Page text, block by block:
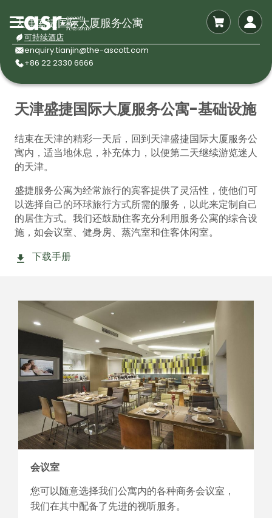
天津盛捷国际大厦服务公寓
可持续酒店
enquiry.tianjin@the-ascott.com
+86 22 2330 6666
天津盛捷国际大厦服务公寓-基础设施
结束在天津的精彩一天后，回到天津盛捷国际大厦服务公
寓内，适当地休息，补充体力，以便第二天继续游览迷人
的天津。
盛捷服务公寓为经常旅行的宾客提供了灵活性，使他们可
以选择自己的环球旅行方式所需的服务，以此来定制自己
的居住方式。我们还鼓励住客充分利用服务公寓的综合设
施，如会议室、健身房、蒸汽室和住客休闲室。
下载手册
会议室
您可以随意选择我们公寓内的各种商务会议室，
我们在其中配备了先进的视听服务。